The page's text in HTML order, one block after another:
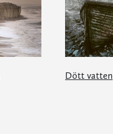
Dött vatten